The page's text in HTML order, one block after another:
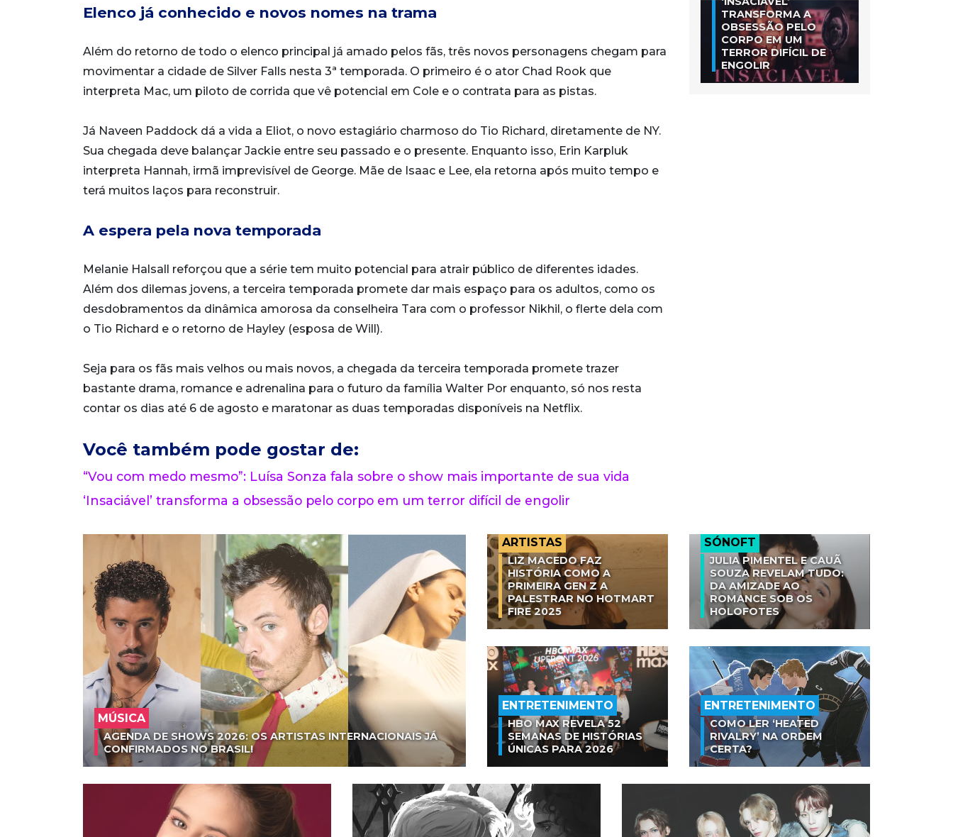
Elenco já conhecido e novos nomes na trama
Além do retorno de todo o elenco principal já amado pelos fãs, três novos personagens chegam para
movimentar a cidade de Silver Falls nesta 3ª temporada. O primeiro é o ator Chad Rook que
interpreta Mac, um piloto de corrida que vê potencial em Cole e o contrata para as pistas.
Já Naveen Paddock dá a vida a Eliot, o novo estagiário charmoso do Tio Richard, diretamente de NY.
Sua chegada deve balançar Jackie entre seu passado e o presente. Enquanto isso, Erin Karpluk
interpreta Hannah, irmã imprevisível de George. Mãe de Isaac e Lee, ela retorna após muito tempo e
terá muitos laços para reconstruir.
A espera pela nova temporada
Melanie Halsall reforçou que a série tem muito potencial para atrair público de diferentes idades.
Além dos dilemas jovens, a terceira temporada promete dar mais espaço para os adultos, como os
desdobramentos da dinâmica amorosa da conselheira Tara com o professor Nikhil, o flerte dela com
o Tio Richard e o retorno de Hayley (esposa de Will).
Seja para os fãs mais velhos ou mais novos, a chegada da terceira temporada promete trazer
bastante drama, romance e adrenalina para o futuro da família Walter Por enquanto, só nos resta
contar os dias até 6 de agosto e maratonar as duas temporadas disponíveis na Netflix.
Você também pode gostar de:
“Vou com medo mesmo”: Luísa Sonza fala sobre o show mais importante de sua vida
‘Insaciável’ transforma a obsessão pelo corpo em um terror difícil de engolir
TRANSFORMA A
OBSESSÃO PELO
CORPO EM UM
TERROR DIFÍCIL DE
ENGOLIR
MÚSICA
AGENDA DE SHOWS 2026: OS ARTISTAS INTERNACIONAIS JÁ
CONFIRMADOS NO BRASIL!
ARTISTAS
LIZ MACEDO FAZ
HISTÓRIA COMO A
PRIMEIRA GEN Z A
PALESTRAR NO HOTMART
FIRE 2025
SÓNOFT
JULIA PIMENTEL E CAUÃ
SOUZA REVELAM TUDO:
DA AMIZADE AO
ROMANCE SOB OS
HOLOFOTES
ENTRETENIMENTO
HBO MAX REVELA 52
SEMANAS DE HISTÓRIAS
ÚNICAS PARA 2026
ENTRETENIMENTO
COMO LER ‘HEATED
RIVALRY’ NA ORDEM
CERTA?